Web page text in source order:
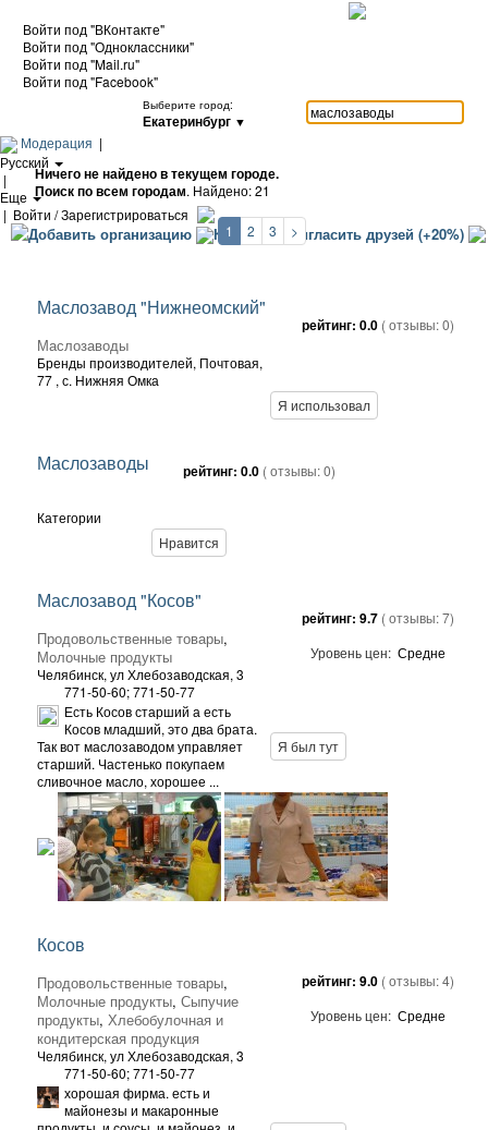
Войти под "ВКонтакте"
Войти под "Одноклассники"
Войти под "Mail.ru"
Войти под "Facebook"
Выберите город:
Екатеринбург ▼
Модерация |
Русский
|
Еще
| Войти / Зарегистрироваться
Добавить организацию Карта Пригласить друзей (+20%)
Ничего не найдено в текущем городе.
Поиск по всем городам. Найдено: 21
1 2 3 >
Маслозавод "Нижнеомский"
Маслозаводы
Бренды производителей, Почтовая,
77 , с. Нижняя Омка
рейтинг: 0.0 ( отзывы:0)
Я использовал
Маслозаводы
Категории
рейтинг: 0.0 ( отзывы:0)
Нравится
Маслозавод "Косов"
Продовольственные товары,
Молочные продукты
Челябинск, ул Хлебозаводская, 3
771-50-60; 771-50-77
рейтинг: 9.7 ( отзывы:7)
Уровень цен: Средне
Есть Косов старший а есть
Косов младший, это два брата.
Так вот маслозаводом управляет
старший. Частенько покупаем
сливочное масло, хорошее ...
Я был тут
Косов
Продовольственные товары,
Молочные продукты, Сыпучие
продукты, Хлебобулочная и
кондитерская продукция
Челябинск, ул Хлебозаводская, 3
771-50-60; 771-50-77
рейтинг: 9.0 ( отзывы:4)
Уровень цен: Средне
хорошая фирма. есть и
майонезы и макаронные